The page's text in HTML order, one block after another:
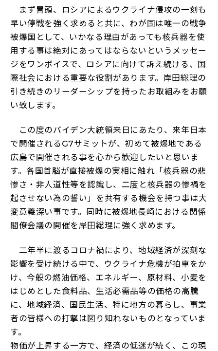
まず冒頭、ロシアによるウクライナ侵攻の一刻も
早い停戦を強く求めると共に、わが国は唯一の戦争
被爆国として、いかなる理由があっても核兵器を使
用する事は絶対にあってはならないというメッセー
ジをワンボイスで、ロシアに向けて訴え続ける、国
際社会における重要な役割があります。岸田総理の
引き続きのリーダーシップを持ったお取組みをお願
い致します。
この度のバイデン大統領来日にあたり、来年日本
で開催されるG7サミットが、初めて被爆地である
広島で開催される事を心から歓迎したいと思いま
す。各国首脳が直接被爆の実相に触れ「核兵器の悲
惨さ・非人道性等を認識し、二度と核兵器の惨禍を
起させない為の誓い」を共有する機会を持つ事は大
変意義深い事です。同時に被爆地長崎における関係
閣僚会議の開催を岸田総理に強く求めます。
二年半に渡るコロナ禍により、地域経済が深刻な
影響を受け続ける中で、ウクライナ危機が拍車をか
け、今般の燃油価格、エネルギー、原材料、小麦を
はじめとした食料品、生活必需品等の価格の高騰
に、地域経済、国民生活、特に地方の暮らし、事業
者の皆様への打撃は図り知れないものとなっていま
す。
物価が上昇する一方で、経済の低迷が続く、この現